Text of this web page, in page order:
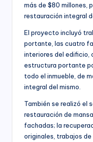
más de $80 millones,
restauración integral
El proyecto incluyó
portante, las cuatro
interiores del edificio,
estructura portante
todo el inmueble, de
integral del mismo.
También se realizó el
restauración de
fachadas; la
originales, trabajos